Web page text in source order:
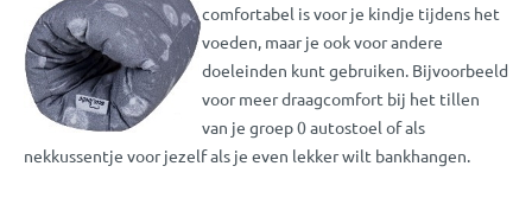
comfortabel is voor je kindje tijdens het
voeden, maar je ook voor andere
doeleinden kunt gebruiken. Bijvoorbeeld
voor meer draagcomfort bij het tillen
van je groep 0 autostoel of als
nekkussentje voor jezelf als je even lekker wilt bankhangen.